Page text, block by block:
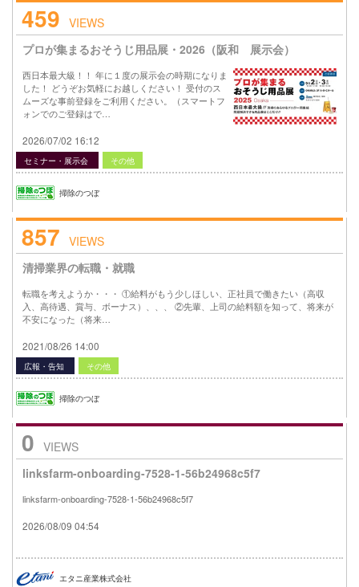
459 VIEWS
プロが集まるおそうじ用品展・2026（阪和 展示会）
西日本最大級！！ 年に１度の展示会の時期になりま
した！ どうぞお気軽にお越しください！ 受付のス
ムーズな事前登録をご利用ください。（スマートフ
ォンでのご登録はで…
2026/07/02 16:12
セミナー・展示会 その他
掃除のつぼ
857 VIEWS
清掃業界の転職・就職
転職を考えようか・・・ ①給料がもう少しほしい、正社員で働きたい（高収
入、高待遇、賞与、ボーナス）、、、 ②先輩、上司の給料額を知って、将来が
不安になった（将来…
2021/08/26 14:00
広報・告知 その他
掃除のつぼ
0 VIEWS
linksfarm-onboarding-7528-1-56b24968c5f7
linksfarm-onboarding-7528-1-56b24968c5f7
2026/08/09 04:54
エタニ産業株式会社